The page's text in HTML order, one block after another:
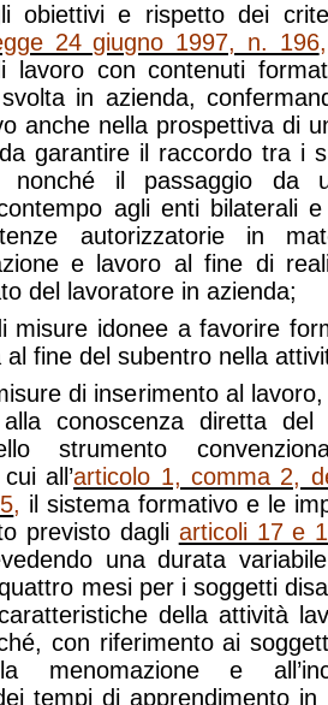
obiettivi e rispetto dei
24 giugno 1997, n. 196,
lavoro con contenuti
svolta in azienda,
anche nella prospettiva di
garantire il raccordo tra i
nonché il passaggio da
agli enti bilaterali
autorizzatorie in
e lavoro al fine di
del lavoratore in azienda;
misure idonee a favorire
fine del subentro nella
di inserimento al
conoscenza diretta
strumento
all’articolo 1, comma 2,
, il sistema formativo e le
previsto dagli articoli 17 e
una durata
mesi per i soggetti
della attività
con riferimento ai
menomazione e
tempi di apprendimento